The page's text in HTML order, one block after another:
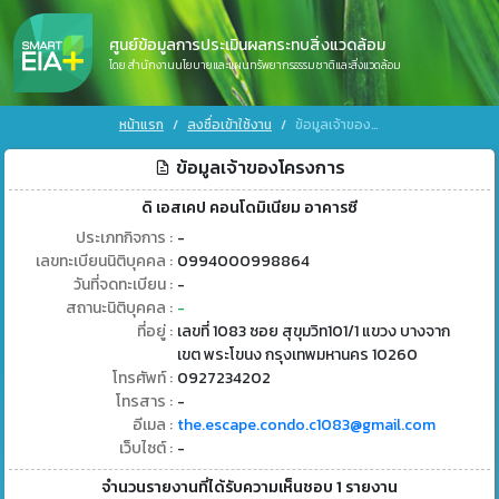
ศูนย์ข้อมูลการประเมินผลกระทบสิ่งแวดล้อม
โดย สำนักงานนโยบายและแผนทรัพยากรธรรมชาติและสิ่งแวดล้อม
หน้าแรก ลงชื่อเข้าใช้งาน ข้อมูลเจ้าของโครงการ
ข้อมูลเจ้าของโครงการ
ดิ เอสเคป คอนโดมิเนียม อาคารซี
ประเภทกิจการ : -
เลขทะเบียนนิติบุคคล : 0994000998864
วันที่จดทะเบียน : -
สถานะนิติบุคคล : -
ที่อยู่ : เลขที่ 1083 ซอย สุขุมวิท101/1 แขวง บางจาก
เขต พระโขนง กรุงเทพมหานคร 10260
โทรศัพท์ : 0927234202
โทรสาร : -
อีเมล : the.escape.condo.c1083@gmail.com
เว็บไซต์ : -
จำนวนรายงานที่ได้รับความเห็นชอบ 1 รายงาน